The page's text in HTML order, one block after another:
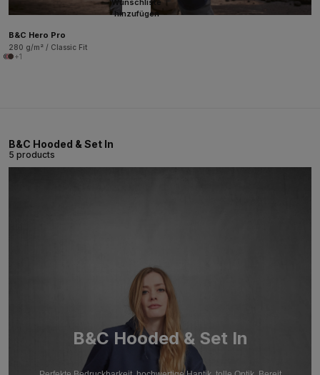
hinzufügen
B&C Hero Pro
280 g/m² / Classic Fit
+1
B&C Hooded & Set In
5 products
B&C Hooded & Set In